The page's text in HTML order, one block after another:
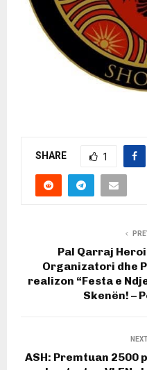
SHARE 1
Pal Qarraj
Organizatori dhe
realizon “Festa e
Skenën! –
ASH: Premtuan 2500